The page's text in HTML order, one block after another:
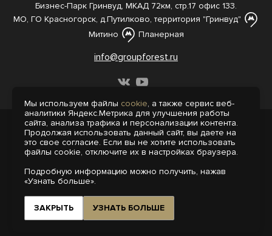
Бизнес-Парк Гринвуд, МКАД 72км, стр.17 офис 133.
МО, ГО Красногорск, д.Путилково, территория "Гринвуд"
Митино
Планерная
info@groupforest.ru
© 2005-, 2026 Все права защищены
Информация, представленная на сайте,
не является публичной офертой.
Пользовательское соглашение
Интернет-агентство «Пегас»
Поддержка сайта на 1С-Битрикс
Мы используем файлы cookie, а также сервис веб-
аналитики Яндекс.Метрика для улучшения работы
сайта, анализа трафика и персонализации контента.
Продолжая использовать данный сайт, вы даете на
это свое согласие. Если вы не хотите использовать
файлы cookie, отключите их в настройках браузера.
Подробную информацию можно получить, нажав
«Узнать больше».
ЗАКРЫТЬ УЗНАТЬ БОЛЬШЕ